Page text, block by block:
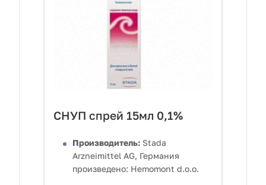
СНУП спрей 15мл 0,1%
Производитель: Stada
Arzneimittel AG, Германия
произведено: Hemomont d.o.o.